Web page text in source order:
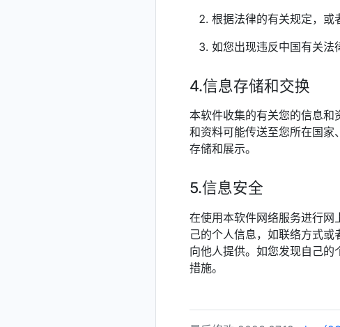
根据法律的有关规定，或
如您出现违反中国有关法
4.信息存储和交换
本软件收集的有关您的信息和
和资料可能传送至您所在国家
存储和展示。
5.信息安全
在使用本软件网络服务进行网
己的个人信息，如联络方式
向他人提供。如您发现自己
措施。